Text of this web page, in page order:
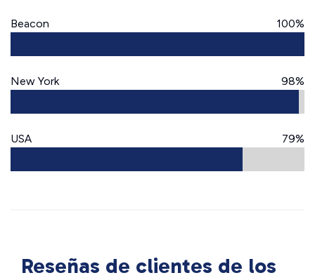
Beacon 100%
New York 98%
USA 79%
Reseñas de clientes de los